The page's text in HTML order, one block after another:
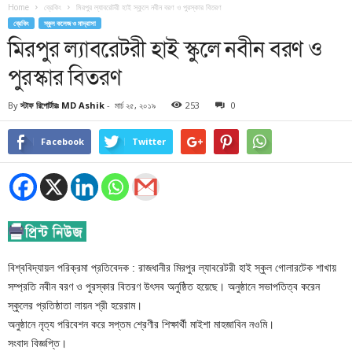
Home ব্রেকিং মিরপুর ল্যাবরেটরী হাই স্কুলে নবীন বরণ ও পুরস্কার বিতরণ
ব্রেকিং স্কুল কলেজ ও মাদ্রাসা
মিরপুর ল্যাবরেটরী হাই স্কুলে নবীন বরণ ও
পুরস্কার বিতরণ
By স্টাফ রিপোর্টারঃ MD Ashik - মার্চ ২৫, ২০১৯ 253 0
Facebook Twitter
বিশ্ববিদ্যায়ল পরিক্রমা প্রতিবেদক : রাজধানীর মিরপুর ল্যাবরেটরী হাই স্কুল গোলারটেক শাখায়
সম্প্রতি নবীন বরণ ও পুরস্কার বিতরণ উৎসব অনুষ্ঠিত হয়েছে। অনুষ্ঠানে সভাপতিত্ব করেন
স্কুলের প্রতিষ্ঠাতা লায়ন শ্রী হরেরাম।
অনুষ্ঠানে নৃত্য পরিবেশন করে সপ্তম শ্রেণীর শিক্ষার্থী মাইশা মাহজাবিন নওমি।
সংবাদ বিজ্ঞপ্তি।